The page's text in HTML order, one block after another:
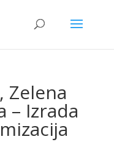
Zelena
– Izrada